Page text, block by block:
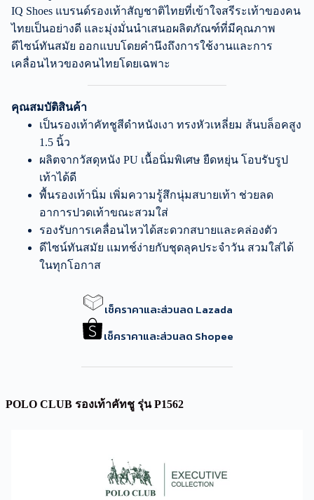
IQ Shoes แบรนด์รองเท้าสัญชาติไทยที่เข้าใจสรีระเท้าของคน
ไทยเป็นอย่างดี และมุ่งมั่นนำเสนอผลิตภัณฑ์ที่มีคุณภาพ
ดีไซน์ทันสมัย ออกแบบโดยคำนึงถึงการใช้งานและการ
เคลื่อนไหวของคนไทยโดยเฉพาะ
คุณสมบัติสินค้า
เป็นรองเท้าคัทชูสีดำหนังเงา ทรงหัวเหลี่ยม ส้นบล็อคสูง
1.5 นิ้ว
ผลิตจากวัสดุหนัง PU เนื้อนิ่มพิเศษ ยืดหยุ่น โอบรับรูป
เท้าได้ดี
พื้นรองเท้านิ่ม เพิ่มความรู้สึกนุ่มสบายเท้า ช่วยลด
อาการปวดเท้าขณะสวมใส่
รองรับการเคลื่อนไหวได้สะดวกสบายและคล่องตัว
ดีไซน์ทันสมัย แมทช์ง่ายกับชุดลุคประจำวัน สวมใส่ได้
ในทุกโอกาส
เช็คราคาและส่วนลด Lazada
เช็คราคาและส่วนลด Shopee
POLO CLUB รองเท้าคัทชู รุ่น P1562